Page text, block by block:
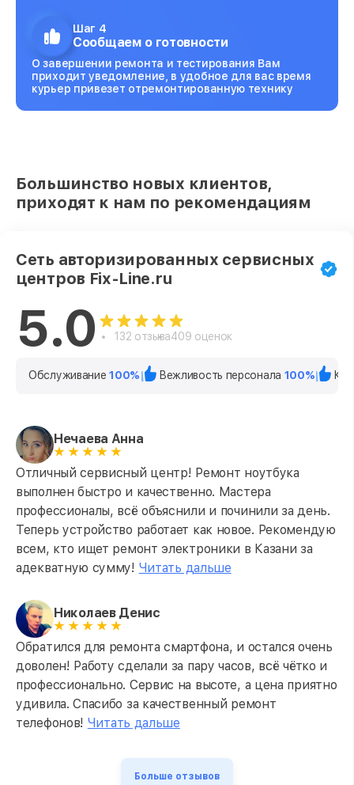
Шаг 4
Сообщаем о готовности
О завершении ремонта и тестирования Вам
приходит уведомление, в удобное для вас время
курьер привезет отремонтированную технику
Большинство новых клиентов,
приходят к нам по рекомендациям
Сеть авторизированных сервисных
центров Fix-Line.ru
5.0 132 отзыва409 оценок
Обслуживание100% Вежливость персонала 100%
Нечаева Анна
Отличный сервисный центр! Ремонт ноутбука
выполнен быстро и качественно. Мастера
профессионалы, всё объяснили и починили за день.
Теперь устройство работает как новое. Рекомендую
всем, кто ищет ремонт электроники в Казани за
адекватную сумму! Читать дальше
Николаев Денис
Обратился для ремонта смартфона, и остался очень
доволен! Работу сделали за пару часов, всё чётко и
профессионально. Сервис на высоте, а цена приятно
удивила. Спасибо за качественный ремонт
телефонов! Читать дальше
Больше отзывов